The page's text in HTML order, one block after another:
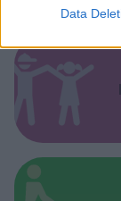
Data